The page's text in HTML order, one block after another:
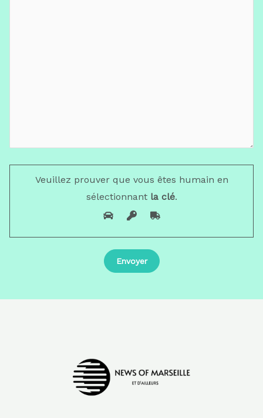
Veuillez prouver que vous êtes humain en
sélectionnantla clé.